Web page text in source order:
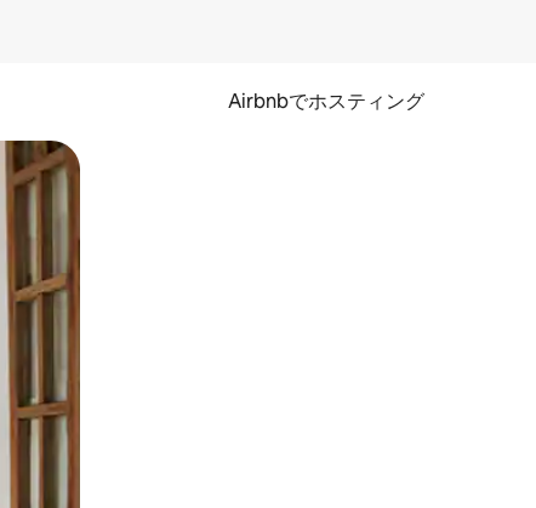
Airbnbでホスティング